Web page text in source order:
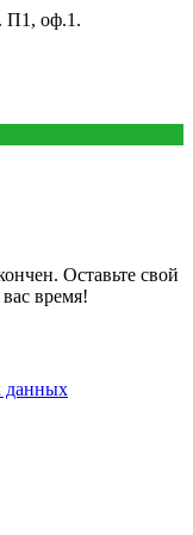
П1, оф.1.
Оставьте свой
время!
данных